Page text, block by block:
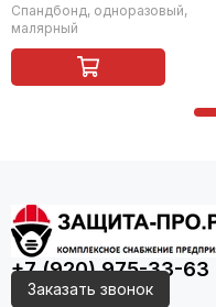
Спандбонд, одноразовый,
малярный
+7 (920) 975-33-63
Заказать звонок